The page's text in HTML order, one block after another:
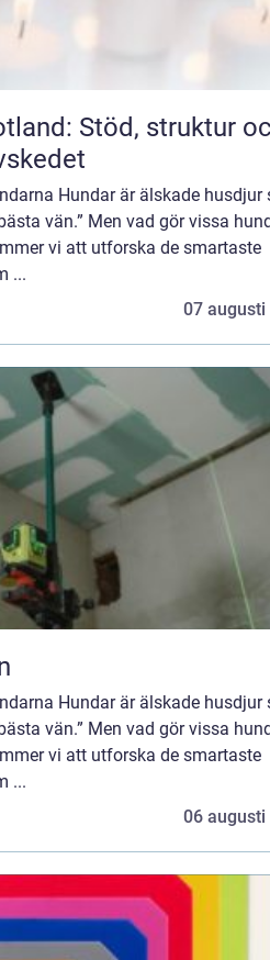
Stöd, struktur
Hundar är älskade husdjur
vän.” Men vad gör vissa
vi att utforska de smartaste
...
07 augusti
Hundar är älskade husdjur
vän.” Men vad gör vissa
vi att utforska de smartaste
...
06 augusti